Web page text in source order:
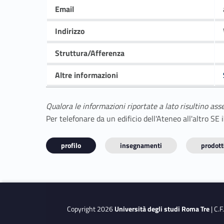
Email
Indirizzo
Struttura/Afferenza
Altre informazioni
Qualora le informazioni riportate a lato risultino
Per telefonare da un edificio dell'Ateneo all'altro
profilo insegnamenti
Copyright 2026Università degli studi Roma Tre|